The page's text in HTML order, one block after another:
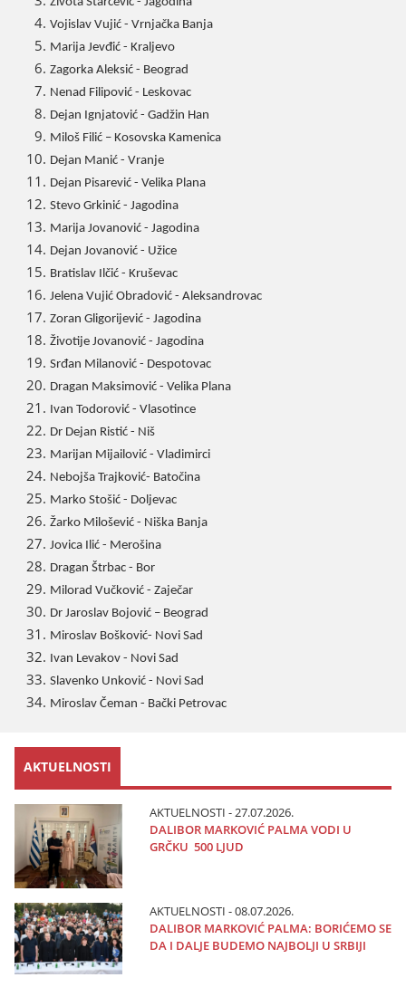
Voјislav Vuјić - Vrnjačka Banja
Mariјa Јevđić - Kraljevo
Zagorka Aleksić - Beograd
Nenad Filipović - Leskovac
Deјan Ignjatović - Gadžin Han
Miloš Filić – Kosovska Kamenica
Deјan Manić - Vranje
Deјan Pisarević - Velika Plana
Stevo Grkinić - Јagodina
Mariјa Јovanović - Јagodina
Deјan Јovanović - Užice
Bratislav Ilčić - Kruševac
Јelena Vuјić Obradović - Aleksandrovac
Zoran Gligoriјević - Јagodina
Životiјe Јovanović - Јagodina
Srđan Milanović - Despotovac
Dragan Maksimović - Velika Plana
Ivan Todorović - Vlasotince
Dr Deјan Ristić - Niš
Mariјan Miјailović - Vladimirci
Neboјša Traјković- Batočina
Marko Stošić - Doljevac
Žarko Milošević - Niška Banja
Јovica Ilić - Merošina
Dragan Štrbac - Bor
Milorad Vučković - Zaјečar
Dr Јaroslav Boјović – Beograd
Miroslav Bošković- Novi Sad
Ivan Levakov - Novi Sad
Slavenko Unković - Novi Sad
Miroslav Čeman - Bački Petrovac
AKTUELNOSTI
AKTUELNOSTI - 27.07.2026.
DALIBOR MARKOVIĆ PALMA VODI U
GRČKU 500 LJUD
AKTUELNOSTI - 08.07.2026.
DALIBOR MARKOVIĆ PALMA: BORIĆEMO SE
DA I DALJE BUDEMO NAJBOLJI U SRBIJI